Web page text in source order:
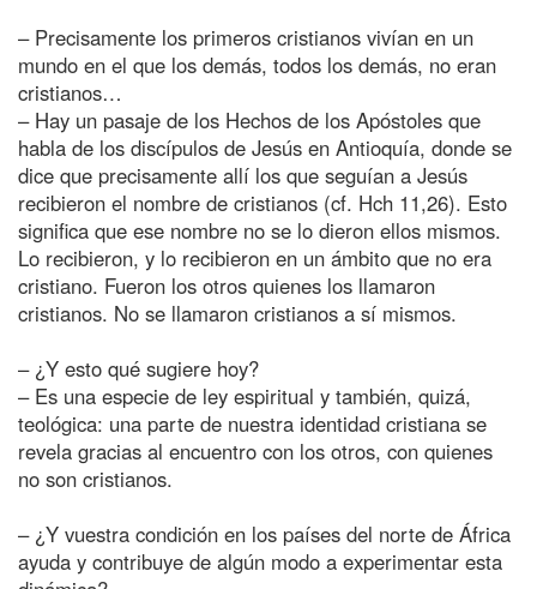
– Precisamente los primeros cristianos vivían en un
mundo en el que los demás, todos los demás, no eran
cristianos…
– Hay un pasaje de los Hechos de los Apóstoles que
habla de los discípulos de Jesús en Antioquía, donde se
dice que precisamente allí los que seguían a Jesús
recibieron el nombre de cristianos (cf. Hch 11,26). Esto
significa que ese nombre no se lo dieron ellos mismos.
Lo recibieron, y lo recibieron en un ámbito que no era
cristiano. Fueron los otros quienes los llamaron
cristianos. No se llamaron cristianos a sí mismos.
– ¿Y esto qué sugiere hoy?
– Es una especie de ley espiritual y también, quizá,
teológica: una parte de nuestra identidad cristiana se
revela gracias al encuentro con los otros, con quienes
no son cristianos.
– ¿Y vuestra condición en los países del norte de África
ayuda y contribuye de algún modo a experimentar esta